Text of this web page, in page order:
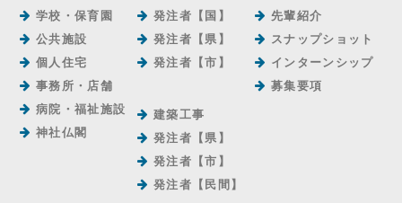
学校・保育園
公共施設
個人住宅
事務所・店舗
病院・福祉施設
神社仏閣
発注者【国】
発注者【県】
発注者【市】
建築工事
発注者【県】
発注者【市】
発注者【⺠間】
先輩紹介
スナップショット
インターンシップ
募集要項